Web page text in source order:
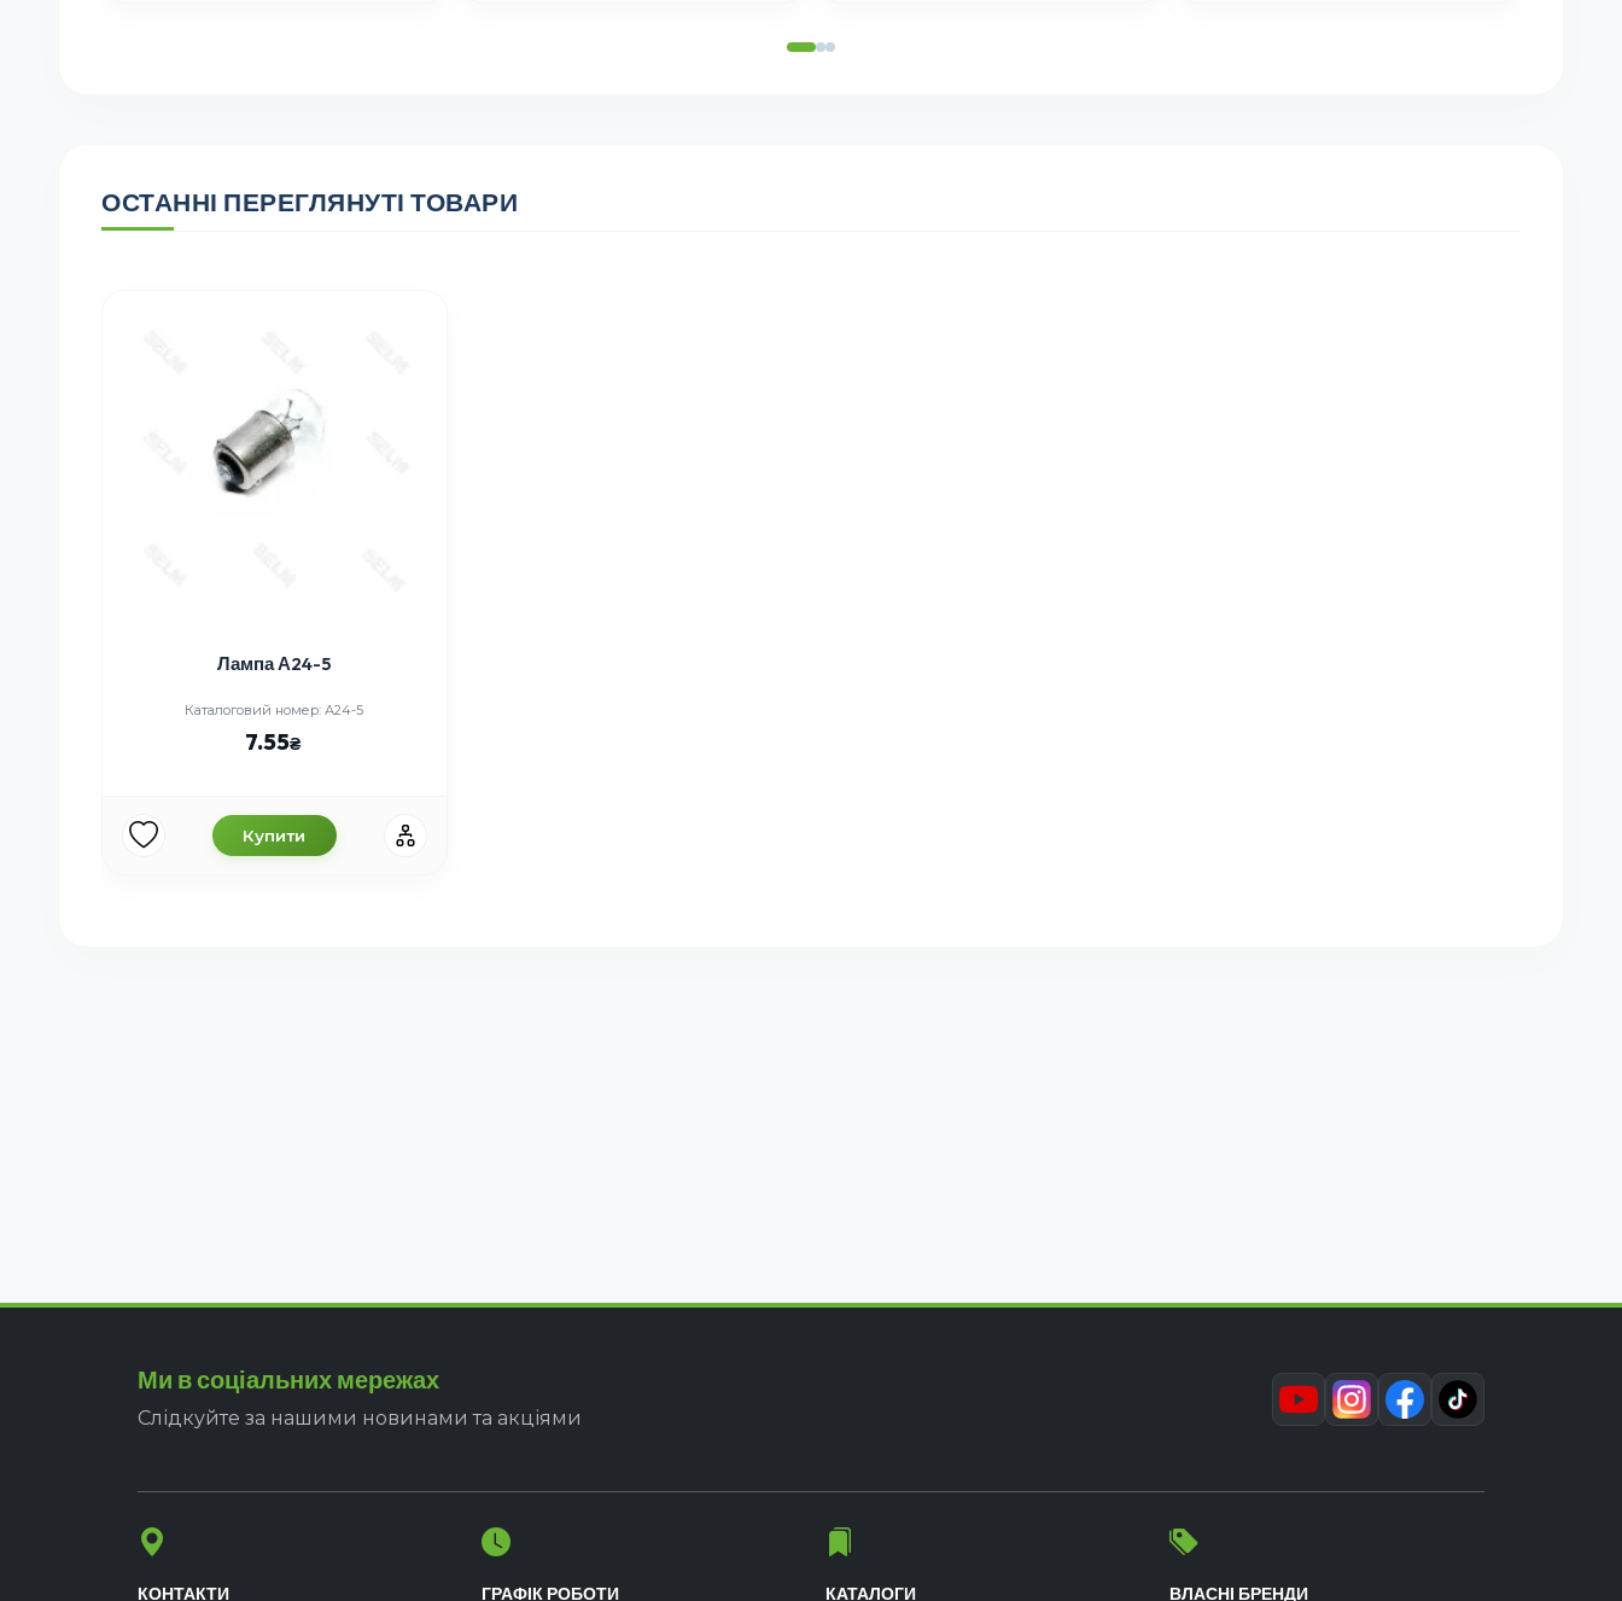
ОСТАННІ ПЕРЕГЛЯНУТІ ТОВАРИ
Лампа А24-5
Каталоговий номер: А24-5
7.55
Купити
Ми в соціальних мережах
Слідкуйте за нашими новинами та акціями
КОНТАКТИ ГРАФІК РОБОТИ КАТАЛОГИ ВЛАСНІ БРЕНДИ